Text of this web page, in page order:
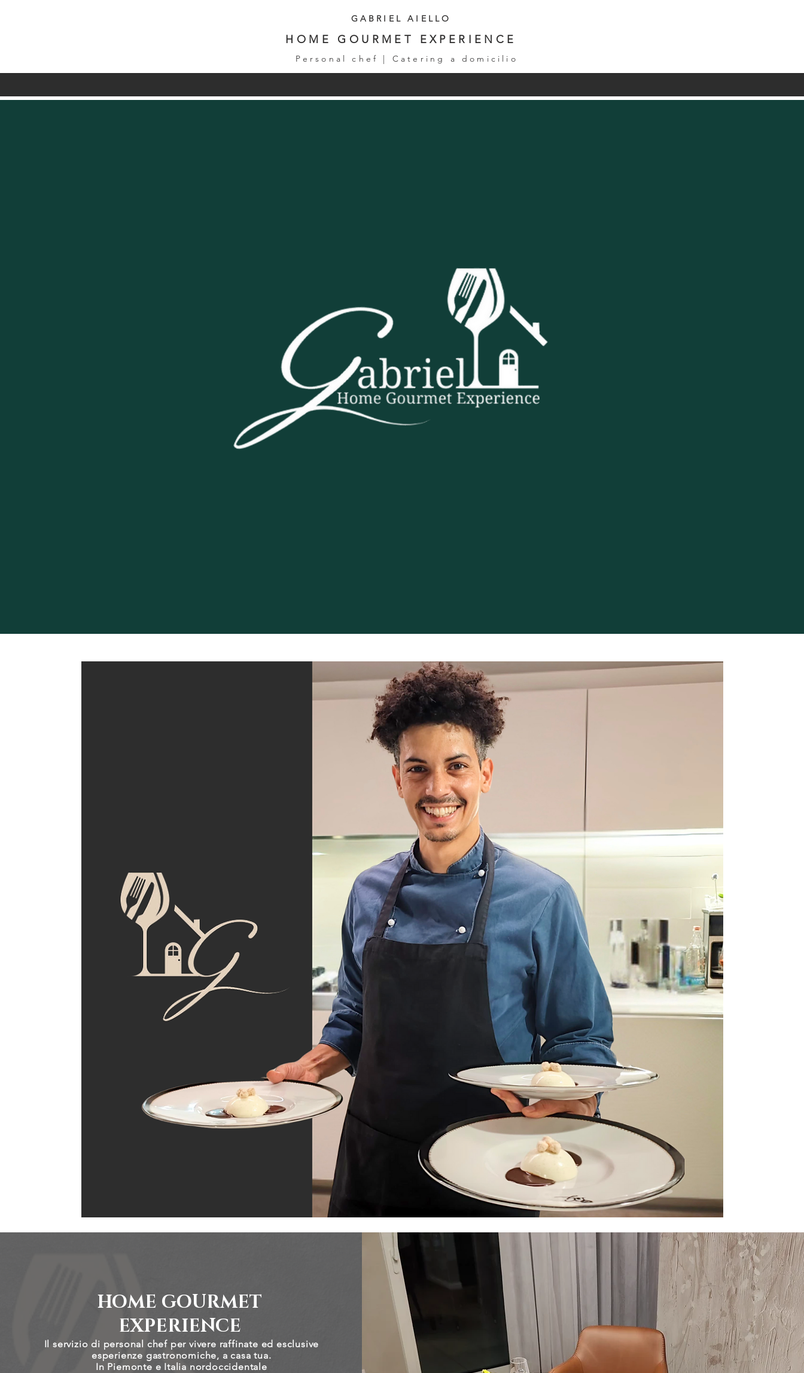
GABRIEL AIELLO
HOME GOURMET EXPERIENCE
Personal chef | Catering a domicilio
HOME GOURMET
EXPERIENCE
Il servizio di personal chef per vivere raffinate ed esclusive
esperienze gastronomiche, a casa tua.
In Piemonte e Italia nordoccidentale